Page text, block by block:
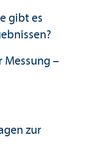
gibt es
Messung –
zur